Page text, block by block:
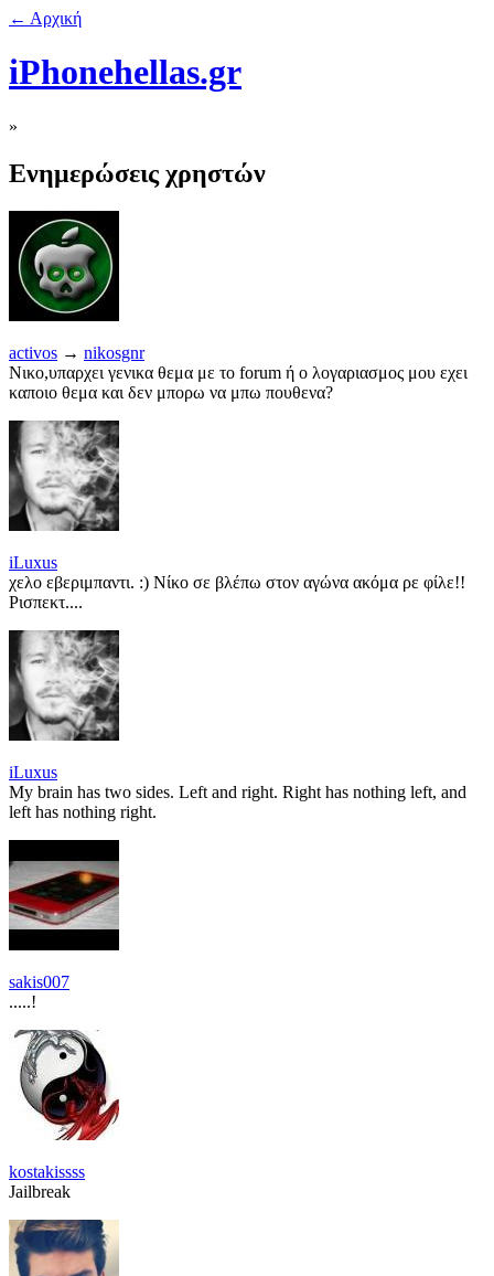
← Αρχική
iPhonehellas.gr
»
Ενημερώσεις χρηστών
activos → nikosgnr
Νικο,υπαρχει γενικα θεμα με το forum ή ο λογαριασμος μου εχει
καποιο θεμα και δεν μπορω να μπω πουθενα?
iLuxus
χελο εβεριμπαντι. :) Νίκο σε βλέπω στον αγώνα ακόμα ρε φίλε!!
Ρισπεκτ....
iLuxus
My brain has two sides. Left and right. Right has nothing left, and
left has nothing right.
sakis007
.....!
kostakissss
Jailbreak